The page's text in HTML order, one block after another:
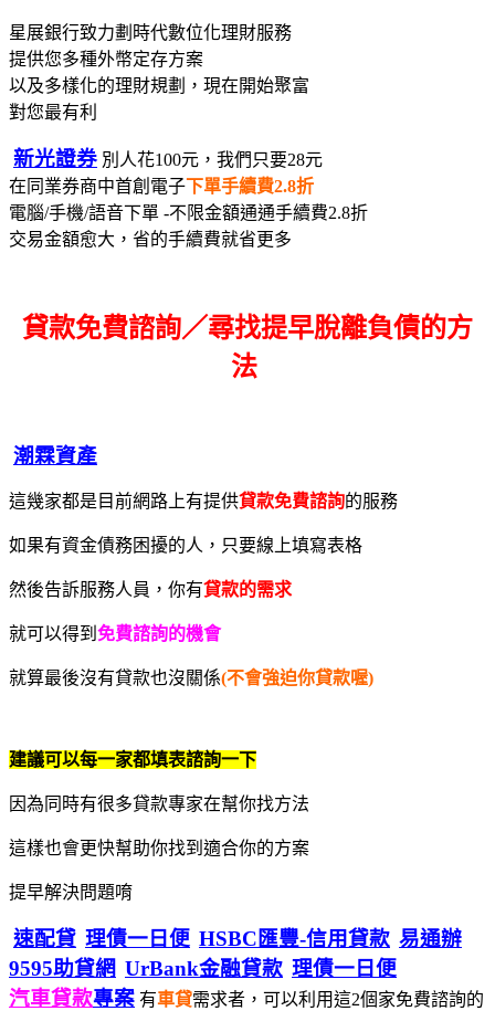
星展銀行致力劃時代數位化理財服務
提供您多種外幣定存方案
以及多樣化的理財規劃，現在開始聚富
對您最有利
新光證券 別人花100元，我們只要28元
在同業券商中首創電子下單手續費2.8折
電腦/手機/語音下單 -不限金額通通手續費2.8折
交易金額愈大，省的手續費就省更多
貸款免費諮詢／尋找提早脫離負債的方
法
潮霖資產
這幾家都是目前網路上有提供貸款免費諮詢的服務
如果有資金債務困擾的人，只要線上填寫表格
然後告訴服務人員，你有貸款的需求
就可以得到 免費諮詢的機會
就算最後沒有貸款也沒關係(不會強迫你貸款喔)
建議可以每一家都填表諮詢一下
因為同時有很多貸款專家在幫你找方法
這樣也會更快幫助你找到適合你的方案
提早解決問題唷
速配貸 理債一日便 HSBC匯豐-信用貸款 易通辦
9595助貸網 UrBank金融貸款 理債一日便
汽車貸款專案 有車貸需求者，可以利用這2個家免費諮詢的